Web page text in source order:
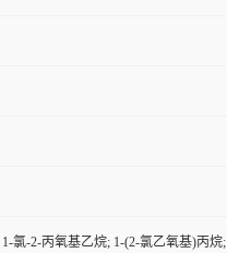
氯-2-丙氧基乙烷; 1-(2-氯乙氧基)丙烷;